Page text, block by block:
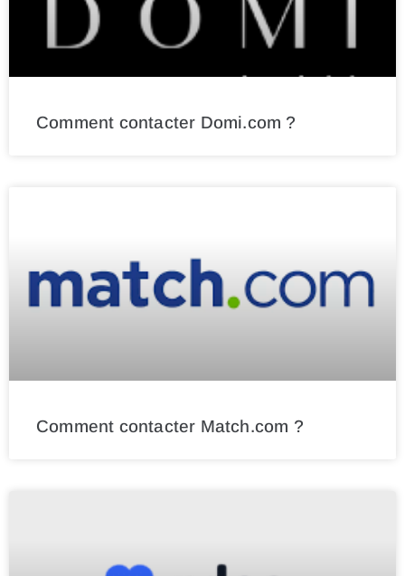
Comment contacter Domi.com ?
Comment contacter Match.com ?